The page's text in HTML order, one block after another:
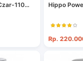
110... Hippo
Rp.